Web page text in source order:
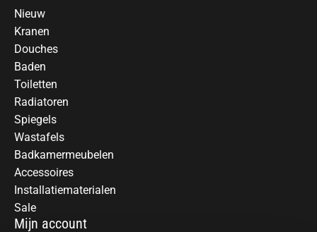
Nieuw
Kranen
Douches
Baden
Toiletten
Radiatoren
Spiegels
Wastafels
Badkamermeubelen
Accessoires
Installatiematerialen
Sale
Mijn account